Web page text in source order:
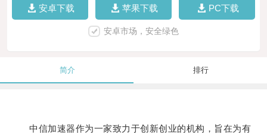
安卓下载 苹果下载 PC下载
安卓市场，安全绿色
简介 排行
中信加速器作为一家致力于创新创业的机构，旨在为有